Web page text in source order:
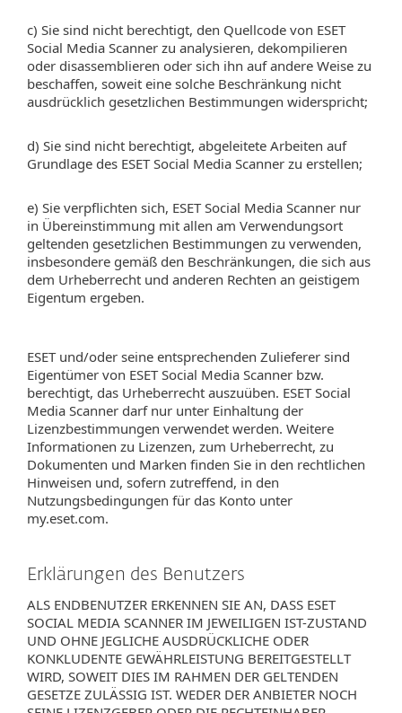
c) Sie sind nicht berechtigt, den Quellcode von ESET
Social Media Scanner zu analysieren, dekompilieren
oder disassemblieren oder sich ihn auf andere Weise zu
beschaffen, soweit eine solche Beschränkung nicht
ausdrücklich gesetzlichen Bestimmungen widerspricht;
d) Sie sind nicht berechtigt, abgeleitete Arbeiten auf
Grundlage des ESET Social Media Scanner zu erstellen;
e) Sie verpflichten sich, ESET Social Media Scanner nur
in Übereinstimmung mit allen am Verwendungsort
geltenden gesetzlichen Bestimmungen zu verwenden,
insbesondere gemäß den Beschränkungen, die sich aus
dem Urheberrecht und anderen Rechten an geistigem
Eigentum ergeben.
ESET und/oder seine entsprechenden Zulieferer sind
Eigentümer von ESET Social Media Scanner bzw.
berechtigt, das Urheberrecht auszuüben. ESET Social
Media Scanner darf nur unter Einhaltung der
Lizenzbestimmungen verwendet werden. Weitere
Informationen zu Lizenzen, zum Urheberrecht, zu
Dokumenten und Marken finden Sie in den rechtlichen
Hinweisen und, sofern zutreffend, in den
Nutzungsbedingungen für das Konto unter
my.eset.com.
Erklärungen des Benutzers
ALS ENDBENUTZER ERKENNEN SIE AN, DASS ESET
SOCIAL MEDIA SCANNER IM JEWEILIGEN IST-ZUSTAND
UND OHNE JEGLICHE AUSDRÜCKLICHE ODER
KONKLUDENTE GEWÄHRLEISTUNG BEREITGESTELLT
WIRD, SOWEIT DIES IM RAHMEN DER GELTENDEN
GESETZE ZULÄSSIG IST. WEDER DER ANBIETER NOCH